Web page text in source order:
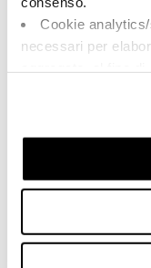
Cookie
necessari per
Cookie di
previo tuo
navigazione e
linea con le tue
cookie di
riportati. Puoi avere
l’Informativa
Formato:
Share: